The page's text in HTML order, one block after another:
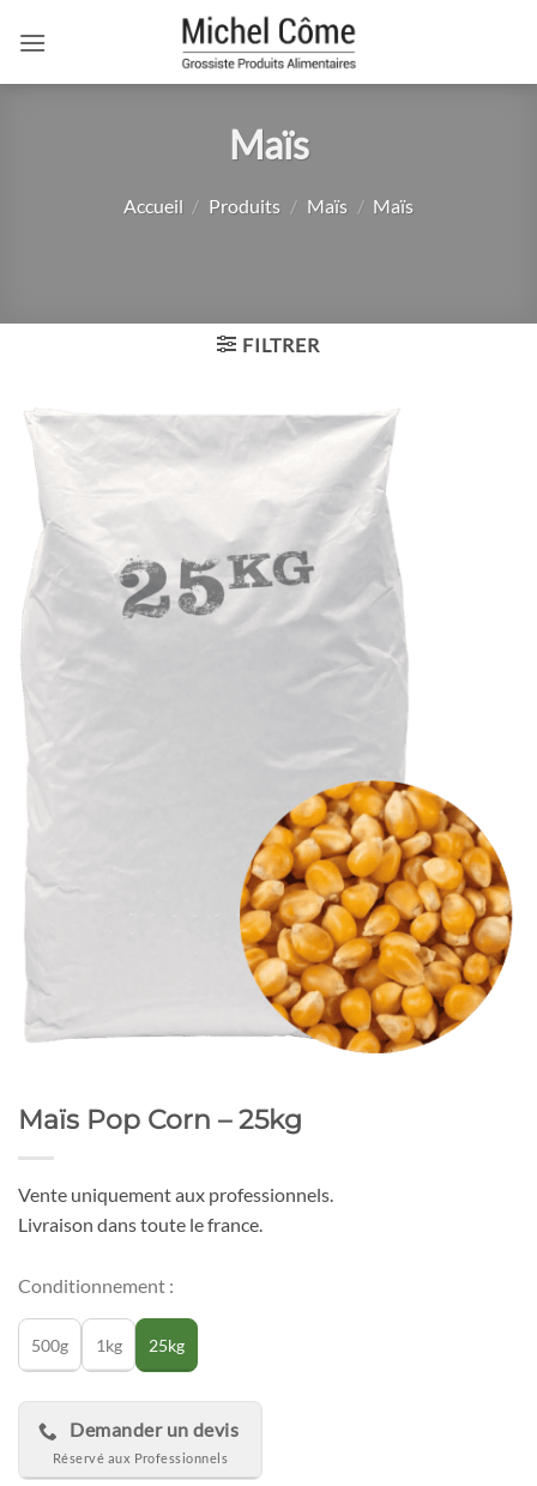
Maïs
Accueil / Produits / Maïs / Maïs
FILTRER
Maïs Pop Corn – 25kg
Vente uniquement aux professionnels.
Livraison dans toute le france.
Conditionnement :
500g 1kg 25kg
Demander un devis